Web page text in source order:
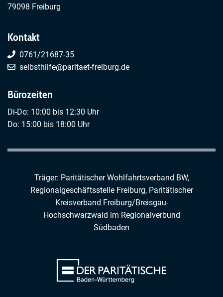
jungen
79098 Freiburg
Kontakt
0761/21687-35
selbsthilfe@paritaet-freiburg.de
Bürozeiten
Di-Do: 10:00 bis 12:30 Uhr
Do: 15:00 bis 18:00 Uhr
Träger: Paritätischer Wohlfahrtsverband BW,
Regionalgeschäftsstelle Freiburg, Paritätischer
Kreisverband Freiburg/Breisgau-
Hochschwarzwald im Regionalverbund
Südbaden